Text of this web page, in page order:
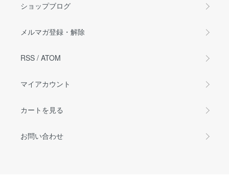
ショップブログ
メルマガ登録・解除
RSS / ATOM
マイアカウント
カートを見る
お問い合わせ